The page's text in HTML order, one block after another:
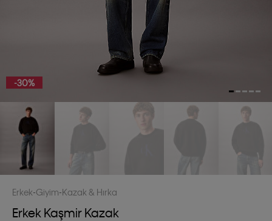
-30%
Erkek Giyim Kazak & Hırka
Erkek Kaşmir Kazak